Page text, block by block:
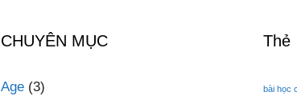
CHUYÊN MỤC
Age (3)
Thẻ
bài học